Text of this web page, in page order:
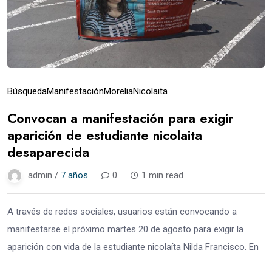
BúsquedaManifestaciónMoreliaNicolaita
Convocan a manifestación para exigir
aparición de estudiante nicolaita
desaparecida
admin / 7 años 0 1 min read
A través de redes sociales, usuarios están convocando a
manifestarse el próximo martes 20 de agosto para exigir la
aparición con vida de la estudiante nicolaíta Nilda Francisco. En